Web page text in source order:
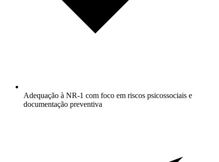
Adequação à NR-1 com foco em riscos psicossociais e
documentação preventiva